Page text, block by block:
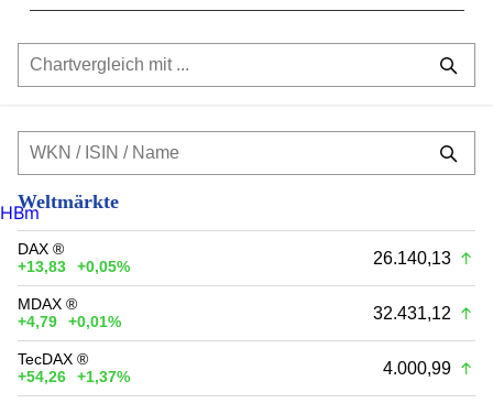
Weltmärkte
DAX ®
+13,83
+0,05% 26.140,13
MDAX ®
+4,79
+0,01% 32.431,12
TecDAX ®
+54,26
+1,37% 4.000,99
HBm